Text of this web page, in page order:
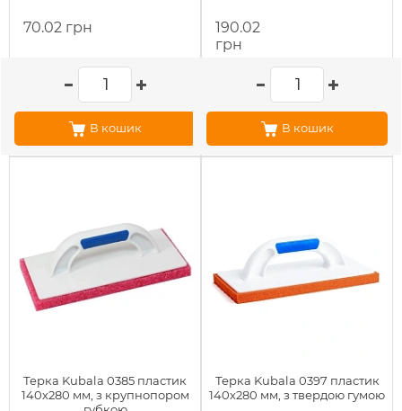
70.02 грн
В кошик
190.02
грн
В кошик
Терка Kubala 0385 пластик
140х280 мм, з крупнопором
Терка Kubala 0397 пластик
140х280 мм, з твердою гумою